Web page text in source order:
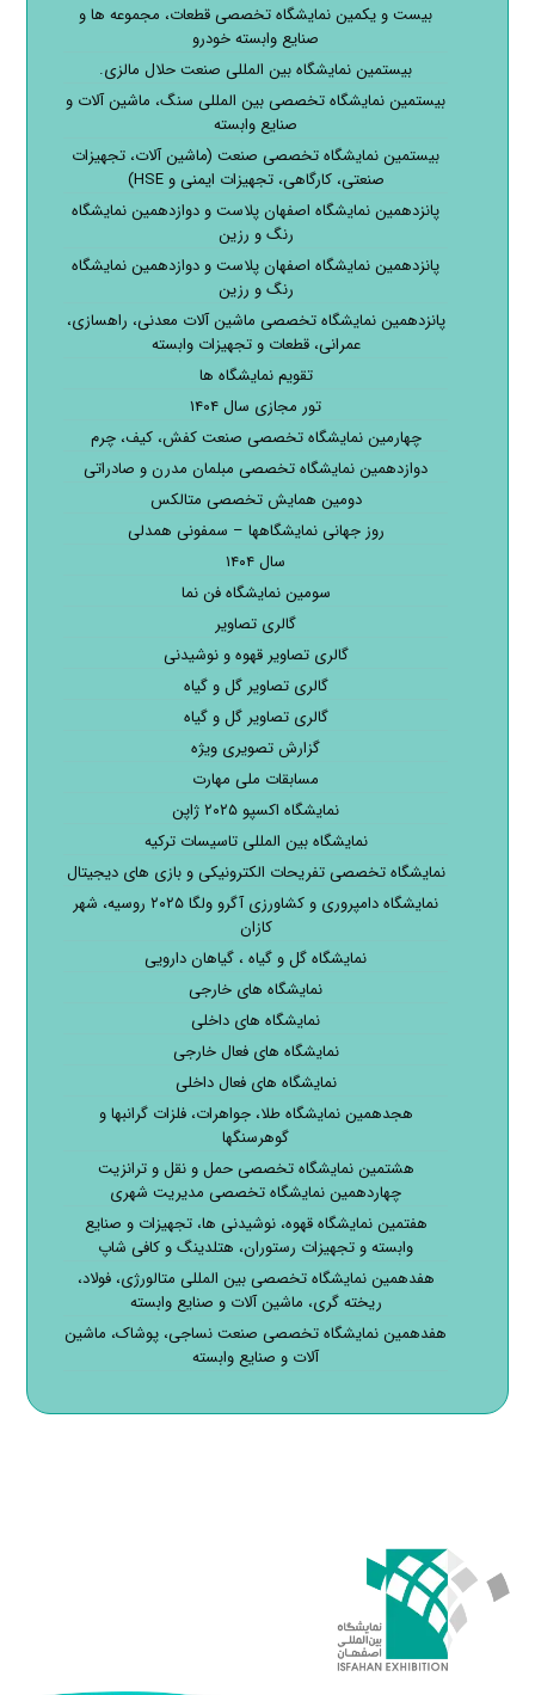
بیست و یکمین نمایشگاه تخصصی قطعات، مجموعه ها و
صنایع وابسته خودرو
بیستمین نمایشگاه بین المللی صنعت حلال مالزی.
بیستمین نمایشگاه تخصصی بین المللی سنگ، ماشین آلات و
صنایع وابسته
بیستمین نمایشگاه تخصصی صنعت (ماشین آلات، تجهیزات
صنعتی، کارگاهی، تجهیزات ایمنی و HSE)
پانزدهمین نمایشگاه اصفهان پلاست و دوازدهمین نمایشگاه
رنگ و رزین
پانزدهمین نمایشگاه اصفهان پلاست و دوازدهمین نمایشگاه
رنگ و رزین
پانزدهمین نمایشگاه تخصصی ماشین آلات معدنی، راهسازی،
عمرانی، قطعات و تجهیزات وابسته
تقویم نمایشگاه ها
تور مجازی سال ۱۴۰۴
چهارمین نمایشگاه تخصصی صنعت کفش، کیف، چرم
دوازدهمین نمایشگاه تخصصی مبلمان مدرن و صادراتی
دومین همایش تخصصی متالکس
روز جهانی نمایشگاهها – سمفونی همدلی
سال ۱۴۰۴
سومین نمایشگاه فن نما
گالری تصاویر
گالری تصاویر قهوه و نوشیدنی
گالری تصاویر گل و گیاه
گالری تصاویر گل و گیاه
گزارش تصویری ویژه
مسابقات ملی مهارت
نمایشگاه اکسپو ۲۰۲۵ ژاپن
نمایشگاه بین المللی تاسیسات ترکیه
نمایشگاه تخصصی تفریحات الکترونیکی و بازی های دیجیتال
نمایشگاه دامپروری و کشاورزی آگرو ولگا ۲۰۲۵ روسیه، شهر
کازان
نمایشگاه گل و گیاه ، گیاهان دارویی
نمایشگاه های خارجی
نمایشگاه های داخلی
نمایشگاه های فعال خارجی
نمایشگاه های فعال داخلی
هجدهمین نمایشگاه طلا، جواهرات، فلزات گرانبها و
گوهرسنگها
هشتمین نمایشگاه تخصصی حمل و نقل و ترانزیت
چهاردهمین نمایشگاه تخصصی مدیریت شهری
هفتمین نمایشگاه قهوه، نوشیدنی ها، تجهیزات و صنایع
وابسته و تجهیزات رستوران، هتلدینگ و کافی شاپ
هفدهمین نمایشگاه تخصصی بین المللی متالورژی، فولاد،
ریخته گری، ماشین آلات و صنایع وابسته
هفدهمین نمایشگاه تخصصی صنعت نساجی، پوشاک، ماشین
آلات و صنایع وابسته